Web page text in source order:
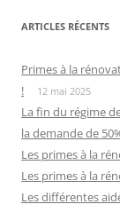
ARTICLES RÉCENTS
Primes à la
!
12 mai 2025
La fin du régime
la demande de
Les primes à la
Les primes à la
Les différentes